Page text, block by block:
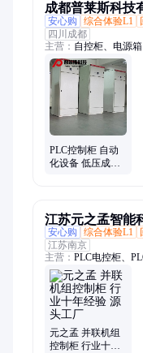
成都普莱斯科技
安心购
综合体验L1
四川成都
主营： 自控柜、电源
制系统、远程控制、
屏、传感器、电光标
器柜、紧急电话、监
综合管廊
PLC控制柜 自动
化设备 低压成套
江苏元之孟智能
安心购
综合体验L1
江苏南京
主营： PLC电控柜、
柜、冷库电控柜
元之孟 并联机组
控制柜 行业十年